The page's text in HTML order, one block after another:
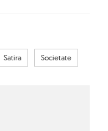
Satira Societate